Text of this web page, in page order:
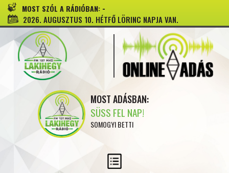
MOST SZÓL A RÁDIÓBAN: -
2026. AUGUSZTUS 10. HÉTFŐ LÖRINC NAPJA VAN.
MOST ADÁSBAN:
SÜSS FEL NAP!
SOMOGYI BETTI